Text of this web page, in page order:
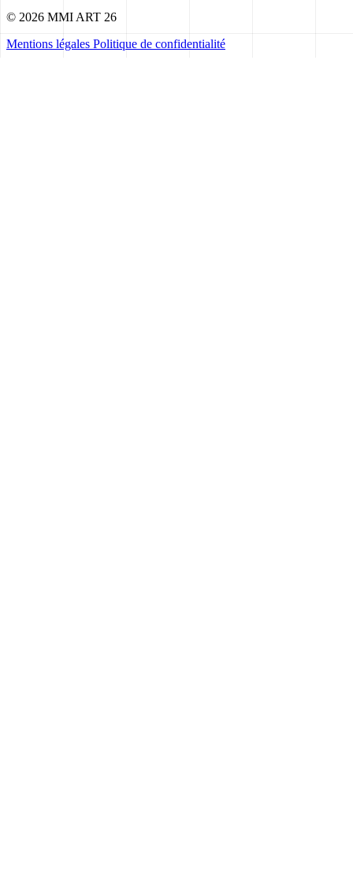
© 2026 MMI ART 26
Mentions légales Politique de confidentialité